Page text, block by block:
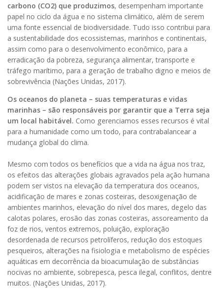
carbono (CO2) que produzimos, desempenham importante
papel no ciclo da água e no sistema climático, além de serem
uma fonte essencial de biodiversidade. Tudo isso contribui para
a sustentabilidade dos ecossistemas, marinhos e continentais,
assim como para o desenvolvimento econômico, para a
erradicação da pobreza, segurança alimentar, transporte e
tráfego marítimo, para a geração de trabalho digno e meios de
sobrevivência (Nações Unidas, 2017).
Os oceanos do planeta – suas temperaturas e vidas
marinhas – são responsáveis por garantir que a Terra seja
um local habitável. Como gerenciamos esses recursos é vital
para a humanidade como um todo, para contrabalancear a
mudança global do clima.
Mesmo com todos os benefícios que a vida na água nos traz,
os efeitos das alterações globais agravados pela ação humana
podem ser vistos na elevação da temperatura dos oceanos,
acidificação de mares e zonas costeiras, desoxigenação de
ambientes marinhos, elevação do nível dos mares, degelo das
calotas polares, erosão das zonas costeiras, assoreamento da
foz de rios, ventos extremos, poluição, exploração
desordenada de recursos petrolíferos, redução dos estoques
pesqueiros, alterações na fisiologia e metabolismo de espécies
aquáticas em decorrência da bioacumulação de substâncias
nocivas no ambiente, sobrepesca, pesca ilegal, conflitos, dentre
muitos. (Nações Unidas, 2017).